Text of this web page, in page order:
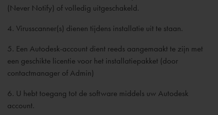
(Never Notify) of volledig uitgeschakeld.
4. Virusscanner(s) dienen tijdens installatie uit te staan.
5. Een Autodesk-account dient reeds aangemaakt te zijn met
een geschikte licentie voor het installatiepakket (door
contactmanager of Admin)
6. U hebt toegang tot de software middels uw Autodesk
account.